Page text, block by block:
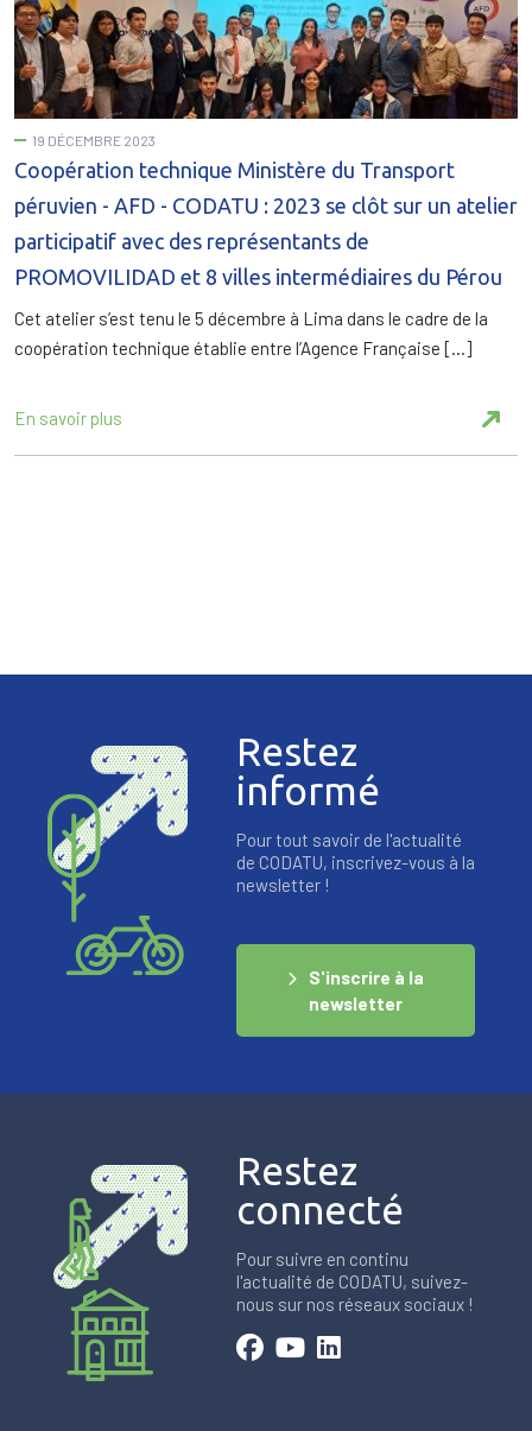
19 DÉCEMBRE 2023
Coopération technique Ministère du Transport
péruvien - AFD - CODATU : 2023 se clôt sur un atelier
participatif avec des représentants de
PROMOVILIDAD et 8 villes intermédiaires du Pérou
Cet atelier s’est tenu le 5 décembre à Lima dans le cadre de la
coopération technique établie entre l’Agence Française […]
En savoir plus
Restez
informé
Pour tout savoir de l'actualité
de CODATU, inscrivez-vous à la
newsletter !
S'inscrire à la
newsletter
Restez
connecté
Pour suivre en continu
l'actualité de CODATU, suivez-
nous sur nos réseaux sociaux !